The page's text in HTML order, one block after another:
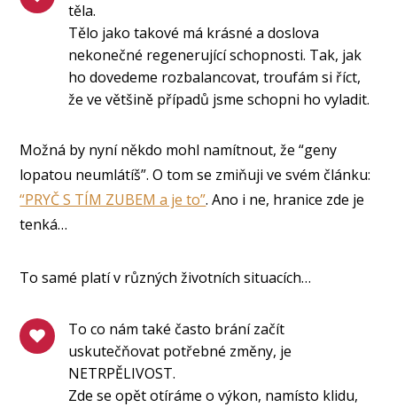
těla.
Tělo jako takové má krásné a doslova
nekonečné regenerující schopnosti. Tak, jak
ho dovedeme rozbalancovat, troufám si říct,
že ve většině případů jsme schopni ho vyladit.
Možná by nyní někdo mohl namítnout, že “geny
lopatou neumlátíš”. O tom se zmiňuji ve svém článku:
“PRYČ S TÍM ZUBEM a je to”. Ano i ne, hranice zde je
tenká…
To samé platí v různých životních situacích…
To co nám také často brání začít
uskutečňovat potřebné změny, je
NETRPĚLIVOST.
Zde se opět otíráme o výkon, namísto klidu,